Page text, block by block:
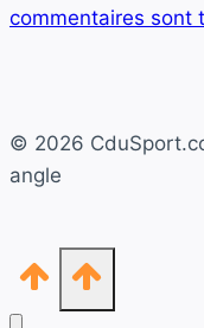
commentaires sont
© 2026
angle